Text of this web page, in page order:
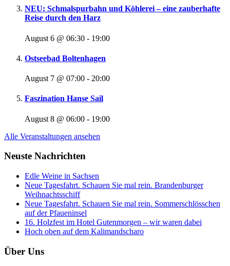
NEU: Schmalspurbahn und Köhlerei – eine zauberhafte
Reise durch den Harz
August 6 @ 06:30 - 19:00
Ostseebad Boltenhagen
August 7 @ 07:00 - 20:00
Faszination Hanse Sail
August 8 @ 06:00 - 19:00
Alle Veranstaltungen ansehen
Neuste Nachrichten
Edle Weine in Sachsen
Neue Tagesfahrt. Schauen Sie mal rein. Brandenburger
Weihnachtsschiff
Neue Tagesfahrt. Schauen Sie mal rein. Sommerschlösschen
auf der Pfaueninsel
16. Holzfest im Hotel Gutenmorgen – wir waren dabei
Hoch oben auf dem Kalimandscharo
Über Uns